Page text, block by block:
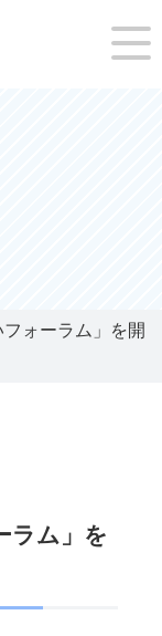
フォーラム」を開
ラム」を